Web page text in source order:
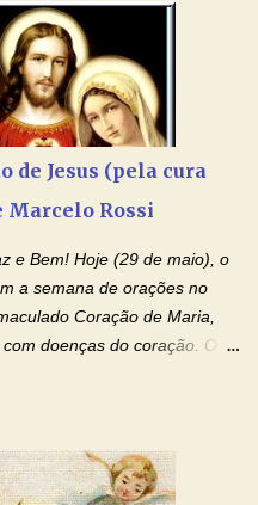
de qualidade. E, em geral,
o mundo, com suas
nos em suas
lutas. É claro que há
uma regra porque
hoje apresenta anomalias
torturam seus filhos, que os
de Jesus (pela cura
Marcelo Rossi
e Bem! Hoje (29 de maio), o
a semana de orações no
Coração de Maria,
doenças do coração. O
no programa de rádio
uma forte corrente de